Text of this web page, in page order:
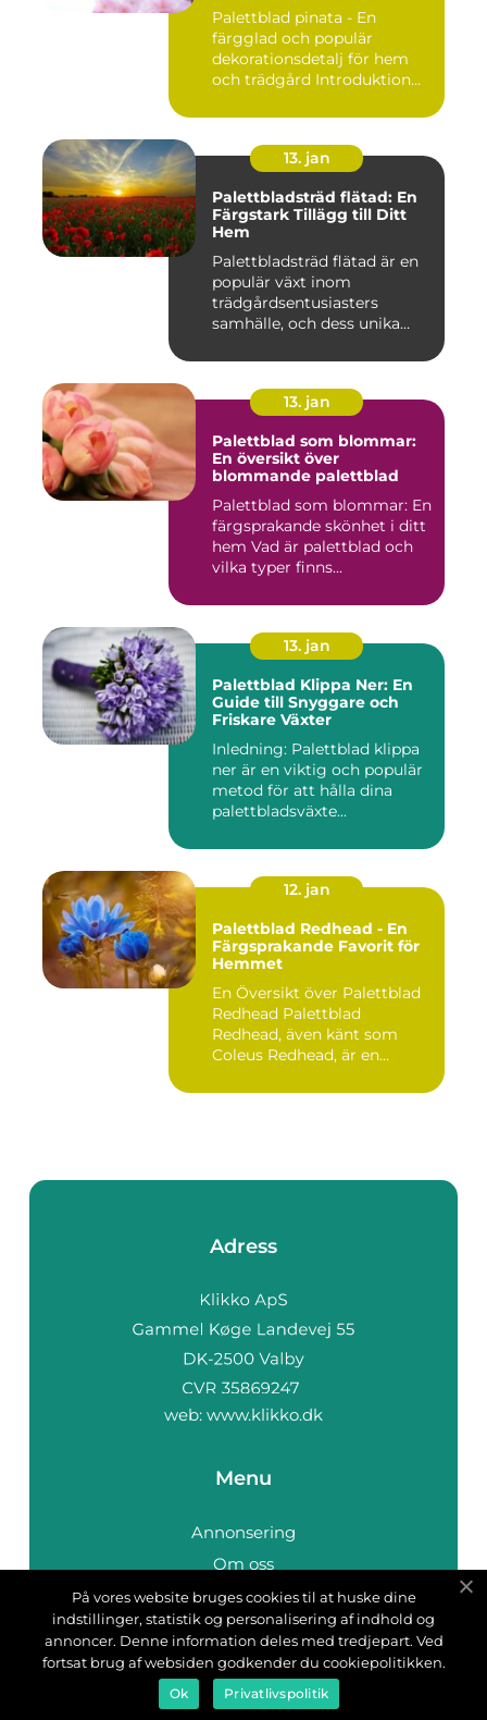
Palettblad pinata - En
färgglad och populär
dekorationsdetalj för hem
och trädgård Introduktion
13. jan
Palettbladsträd flätad: En
Färgstark Tillägg till Ditt
Hem
Palettbladsträd flätad är en
populär växt inom
trädgårdsentusiasters
samhälle, och dess unika
13. jan
Palettblad som blommar:
En översikt över
blommande palettblad
Palettblad som blommar: En
färgsprakande skönhet i ditt
hem Vad är palettblad och
vilka typer finns...
13. jan
Palettblad Klippa Ner: En
Guide till Snyggare och
Friskare Växter
Inledning: Palettblad klippa
ner är en viktig och populär
metod för att hålla dina
palettbladsväxte...
12. jan
Palettblad Redhead - En
Färgsprakande Favorit för
Hemmet
En Översikt över Palettblad
Redhead Palettblad
Redhead, även känt som
Coleus Redhead, är en
Adress
web: www.klikko.dk
Menu
Annonsering
Om oss
Cookies
Kontakta oss
Sitemap
På vores website bruges cookies til at huske dine
indstillinger, statistik og personalisering af indhold og
annoncer. Denne information deles med tredjepart. Ved
fortsat brug af websiden godkender du cookiepolitikken.
Ok Privatlivspolitik